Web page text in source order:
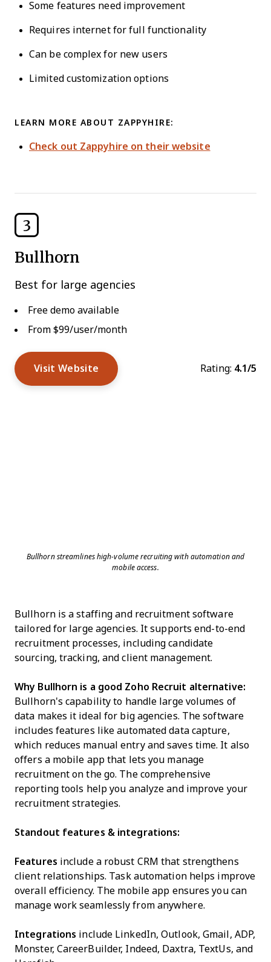
Some features need improvement
Requires internet for full functionality
Can be complex for new users
Limited customization options
LEARN MORE ABOUT ZAPPYHIRE:
Check out Zappyhire on their website
3
Bullhorn
Best for large agencies
Free demo available
From $99/user/month
Visit Website Rating: 4.1/5
Bullhorn streamlines high-volume recruiting with automation and
mobile access.
Bullhorn is a staffing and recruitment software
tailored for large agencies. It supports end-to-end
recruitment processes, including candidate
sourcing, tracking, and client management.
Why Bullhorn is a good Zoho Recruit alternative:
Bullhorn's capability to handle large volumes of
data makes it ideal for big agencies. The software
includes features like automated data capture,
which reduces manual entry and saves time. It also
offers a mobile app that lets you manage
recruitment on the go. The comprehensive
reporting tools help you analyze and improve your
recruitment strategies.
Standout features & integrations:
Features include a robust CRM that strengthens
client relationships. Task automation helps improve
overall efficiency. The mobile app ensures you can
manage work seamlessly from anywhere.
Integrations include LinkedIn, Outlook, Gmail, ADP,
Monster, CareerBuilder, Indeed, Daxtra, TextUs, and